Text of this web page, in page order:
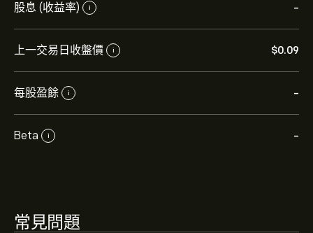
股息 (收益率) i -
上一交易日收盤價 i ‎$‎0.09
每股盈餘 i -
Beta i -
常見問題
Zomedica Corp 的平均目標價為 ‎$‎0.0900。
分析師根據市場趨勢、財務報告和預期增長對Zomedica
Corp的預測。查看最新預測以了解未來價格走勢。